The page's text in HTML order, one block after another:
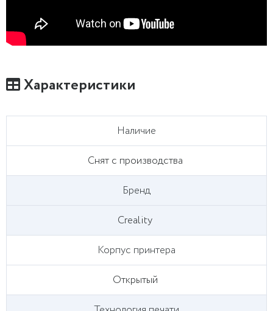
Характеристики
Наличие
Снят с производства
Бренд
Creality
Корпус принтера
Открытый